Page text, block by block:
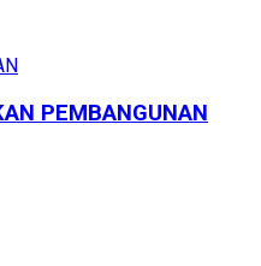
PEMBANGUNAN